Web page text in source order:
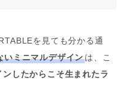
を見ても分かる通
いミニマルデザインは、こ
したからこそ生まれたラ